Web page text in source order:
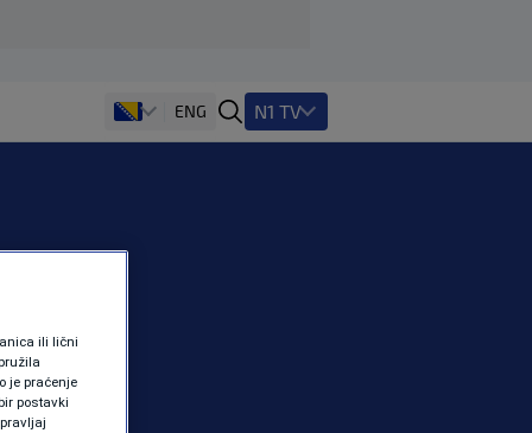
ENG N1 TV
ili lični
je praćenje
postavki